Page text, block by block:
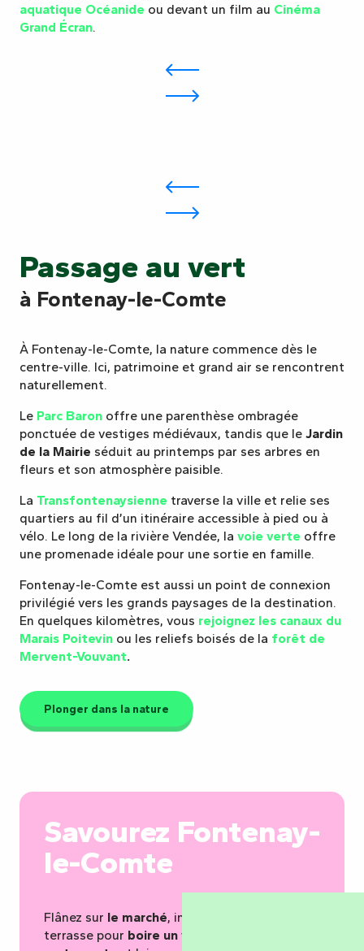
aquatique Océanide ou devant un film au Cinéma
Grand Écran.
Passage au vert
à Fontenay-le-Comte
À Fontenay-le-Comte, la nature commence dès le
centre-ville. Ici, patrimoine et grand air se rencontrent
naturellement.
Le Parc Baron offre une parenthèse ombragée
ponctuée de vestiges médiévaux, tandis que le Jardin
de la Mairie séduit au printemps par ses arbres en
fleurs et son atmosphère paisible.
La Transfontenaysienne traverse la ville et relie ses
quartiers au fil d’un itinéraire accessible à pied ou à
vélo. Le long de la rivière Vendée, la voie verte offre
une promenade idéale pour une sortie en famille.
Fontenay-le-Comte est aussi un point de connexion
privilégié vers les grands paysages de la destination.
En quelques kilomètres, vous rejoignez les canaux du
Marais Poitevin ou les reliefs boisés de la forêt de
Mervent-Vouvant.
Plonger dans la nature
Savourez Fontenay-
le-Comte
Flânez sur le marché, installez-vous en
terrasse pour boire un verre